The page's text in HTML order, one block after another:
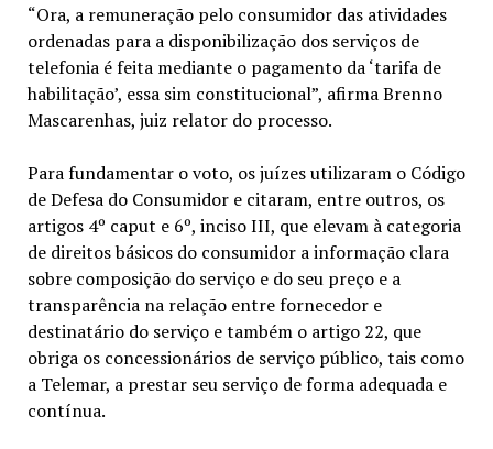
“Ora, a remuneração pelo consumidor das atividades
ordenadas para a disponibilização dos serviços de
telefonia é feita mediante o pagamento da ‘tarifa de
habilitação’, essa sim constitucional”, afirma Brenno
Mascarenhas, juiz relator do processo.
Para fundamentar o voto, os juízes utilizaram o Código
de Defesa do Consumidor e citaram, entre outros, os
artigos 4º caput e 6º, inciso III, que elevam à categoria
de direitos básicos do consumidor a informação clara
sobre composição do serviço e do seu preço e a
transparência na relação entre fornecedor e
destinatário do serviço e também o artigo 22, que
obriga os concessionários de serviço público, tais como
a Telemar, a prestar seu serviço de forma adequada e
contínua.